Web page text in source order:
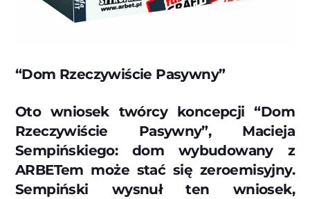
“Dom Rzeczywiście Pasywny”
Oto wniosek twórcy koncepcji “Dom
Rzeczywiście Pasywny”, Macieja
Sempińskiego: dom wybudowany z
ARBETem może stać się zeroemisyjny.
Sempiński wysnuł ten wniosek,